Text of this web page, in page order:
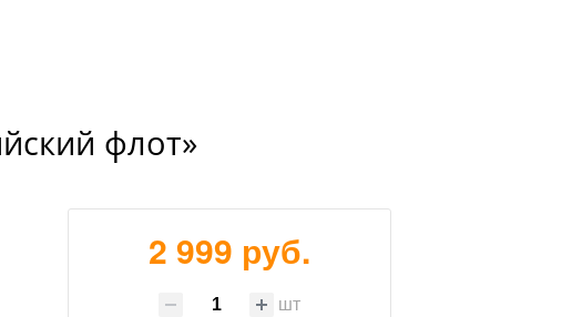
флот»
2 999 руб.
шт